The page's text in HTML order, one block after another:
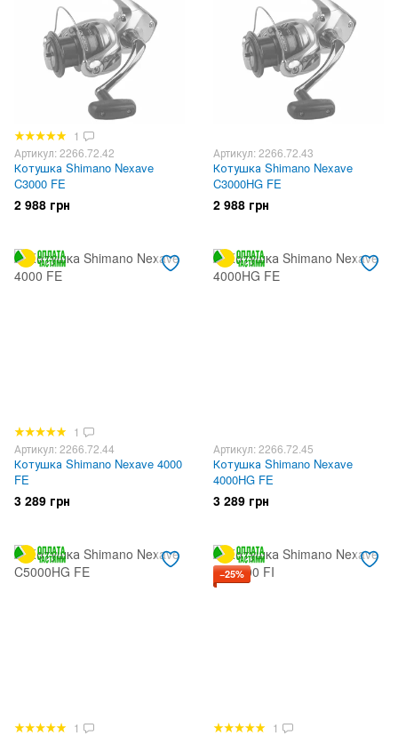
1
Артикул: 2266.72.42
Котушка Shimano Nexave
C3000 FE
2 988 грн
Артикул: 2266.72.43
Котушка Shimano Nexave
C3000HG FE
2 988 грн
1
Артикул: 2266.72.44
Котушка Shimano Nexave 4000
FE
3 289 грн
Артикул: 2266.72.45
Котушка Shimano Nexave
4000HG FE
3 289 грн
1
−25%
1